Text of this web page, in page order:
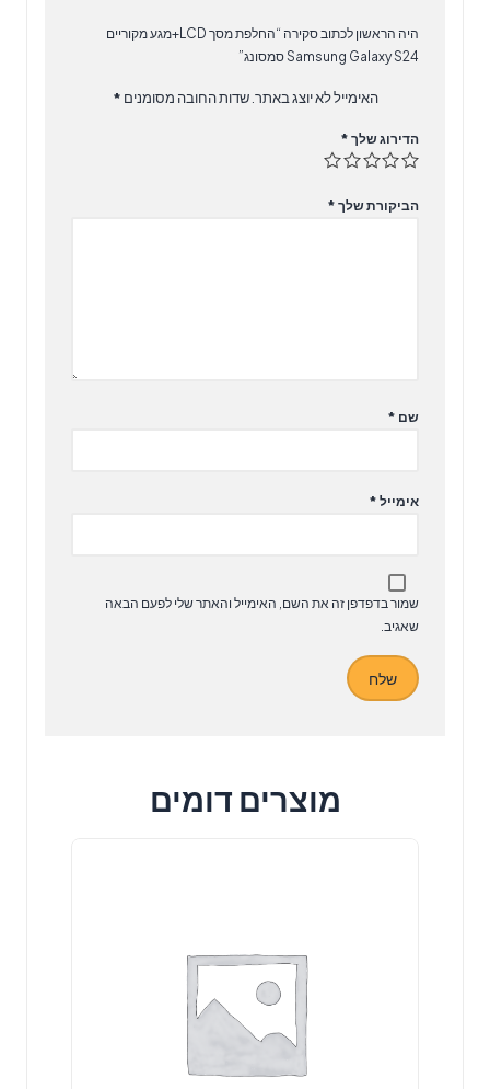
היה הראשון לכתוב סקירה “החלפת מסך LCD+מגע מקוריים
Samsung Galaxy S24 סמסונג”
האימייל לא יוצג באתר. שדות החובה מסומנים *
הדירוג שלך *
הביקורת שלך *
שם *
אימייל *
שמור בדפדפן זה את השם, האימייל והאתר שלי לפעם הבאה
שאגיב.
מוצרים דומים